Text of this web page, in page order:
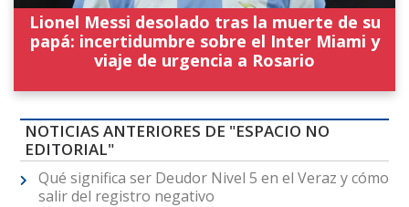
Lionel Messi desolado tras la muerte de su
papá: incertidumbre sobre el Inter Miami y
viaje de urgencia a Rosario
NOTICIAS ANTERIORES DE "ESPACIO NO
EDITORIAL"
Qué significa ser Deudor Nivel 5 en el Veraz y cómo
salir del registro negativo